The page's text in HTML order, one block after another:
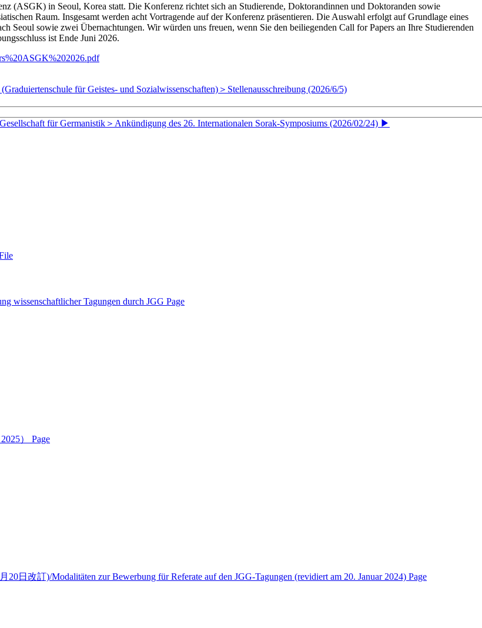
(ASGK) in Seoul, Korea statt. Die Konferenz richtet sich an Studierende, Doktorandinnen und Doktoranden sowie
Raum. Insgesamt werden acht Vortragende aufderKonferenz präsentieren. Die Auswahl erfolgt aufGrundlage eines
Seoul sowie zwei Übernachtungen. Wirwürden uns freuen, wenn Sie den beiliegenden Call forPapers an Ihre Studierenden
ist Ende Juni 2026.
für Geistes- und Sozialwissenschaften)＞Stellenausschreibung (2026/6/5)
für Germanistik＞Ankündigung des 26. Internationalen Sorak-Symposiums (2026/02/24) ▶︎
wissenschaftlicher Tagungen durch JGG Page
） Page
改訂)/Modalitäten zur Bewerbung für Referate auf den JGG-Tagungen (revidiert am 20. Januar 2024) Page